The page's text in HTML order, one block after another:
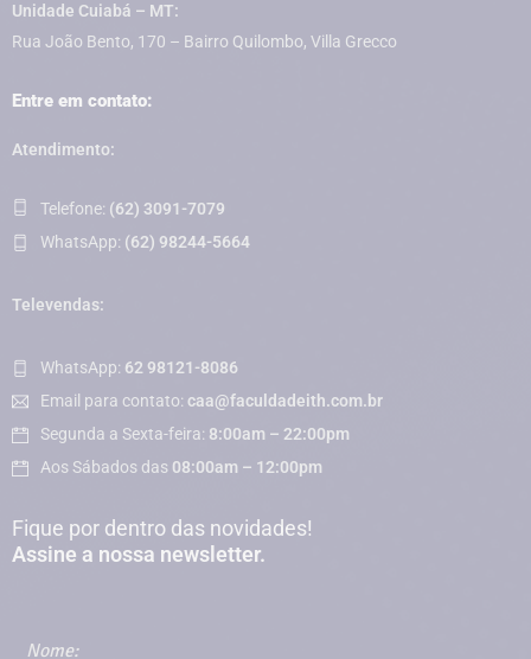
Unidade Cuiabá – MT:
Rua João Bento, 170 – Bairro Quilombo, Villa Grecco
Entre em contato:
Atendimento:
Telefone: (62) 3091-7079
WhatsApp: (62) 98244-5664
Televendas:
WhatsApp: 62 98121-8086
Email para contato: caa@faculdadeith.com.br
Segunda a Sexta-feira: 8:00am – 22:00pm
Aos Sábados das 08:00am – 12:00pm
Fique por dentro das novidades!
Assine a nossa newsletter.